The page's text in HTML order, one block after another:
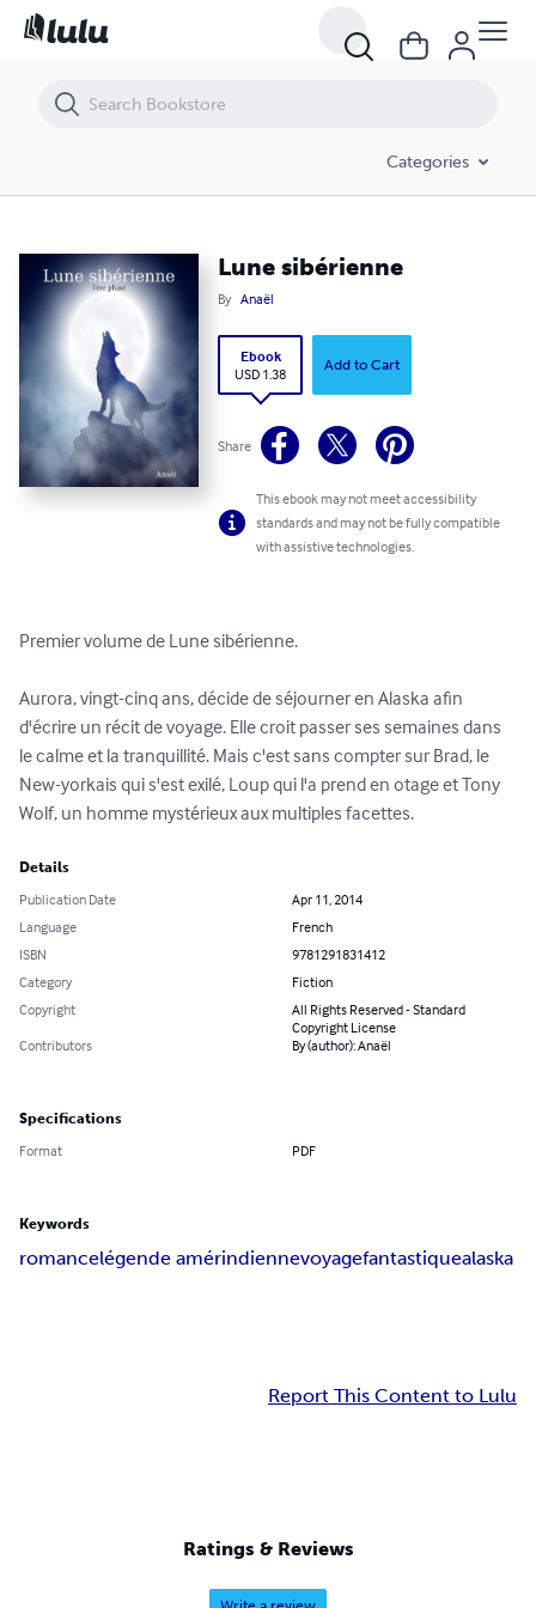
Categories
Lune sibérienne
By Anaël
Ebook
USD 1.38
Add to Cart
Share
This ebook may not meet accessibility
standards and may not be fully compatible
with assistive technologies.
Premier volume de Lune sibérienne.
Aurora, vingt-cinq ans, décide de séjourner en Alaska afin
d'écrire un récit de voyage. Elle croit passer ses semaines dans
le calme et la tranquillité. Mais c'est sans compter sur Brad, le
New-yorkais qui s'est exilé, Loup qui l'a prend en otage et Tony
Wolf, un homme mystérieux aux multiples facettes.
Details
Publication Date
Apr 11, 2014
Language
French
ISBN
9781291831412
Category
Fiction
Copyright
All Rights Reserved - Standard
Copyright License
Contributors
By (author): Anaël
Specifications
Format PDF
Keywords
romancelégende amérindiennevoyagefantastiquealaska
Report This Content to Lulu
Ratings & Reviews
Lune sibérienne